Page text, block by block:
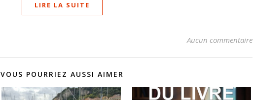
LIRE LA SUITE
Aucun commentaire
VOUS POURRIEZ AUSSI AIMER